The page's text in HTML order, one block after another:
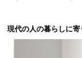
現代の人の暮らしに